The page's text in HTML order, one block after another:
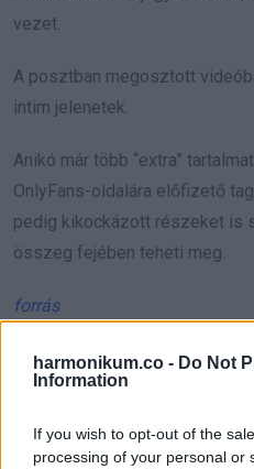
harmonikum.co - Do Not
Information
If you wish to opt-out of the
processing of your personal or
vezet.
A posztban megosztott
intim jelenetek.
Anikó már több “extra”
OnlyFans-oldalára előfizető
pedig kikockázott részeket is
összeg fejében teheti meg.
forrás